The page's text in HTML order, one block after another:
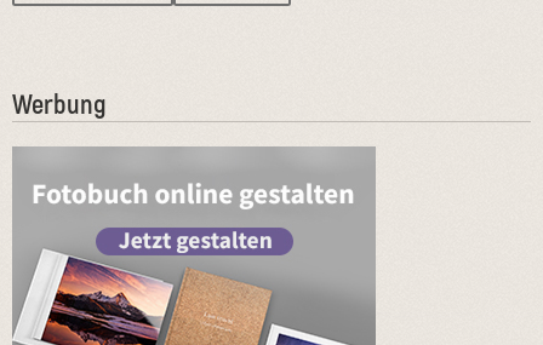
Werbung